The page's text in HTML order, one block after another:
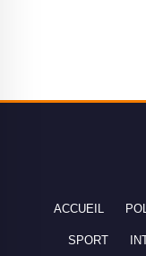
ACCUEIL
SPORT